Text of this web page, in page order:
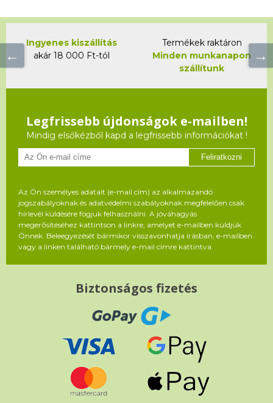
Ingyenes kiszállítás
akár 18 000 Ft-tól
Termékek raktáron
Minden munkanapon
szállítunk
Legfrissebb újdonságok e-mailben!
Mindig elsőkézből kapd a legfrissebb információkat !
Feliratkozni
Az Ön személyes adatait (e-mail cím) az alkalmazandó
jogszabályoknak és adatvédelmi szabályoknak megfelelően csak
hírlevél küldésére fogjuk felhasználni. A jóváhagyás
megerősítéséhez kattintson a linkre, amelyet e-mailben küldjük
Önnek. Beleegyezését bármikor visszavonhatja írásban, e-mailben
vagy a linken található bármely e-mail címre kattintva.
Biztonságos fizetés